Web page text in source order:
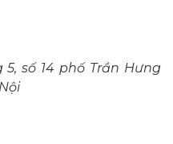
số 14 phố Trần Hưng